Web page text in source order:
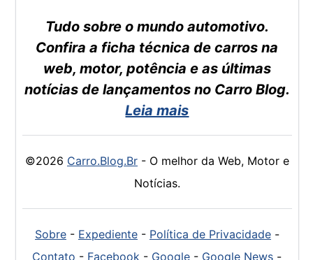
Tudo sobre o mundo automotivo.
Confira a ficha técnica de carros na
web, motor, potência e as últimas
notícias de lançamentos no Carro Blog.
Leia mais
©2026 Carro.Blog.Br- O melhor da Web, Motor e
Notícias.
Sobre- Expediente- Política de Privacidade-
Contato - Facebook - Google - Google News -